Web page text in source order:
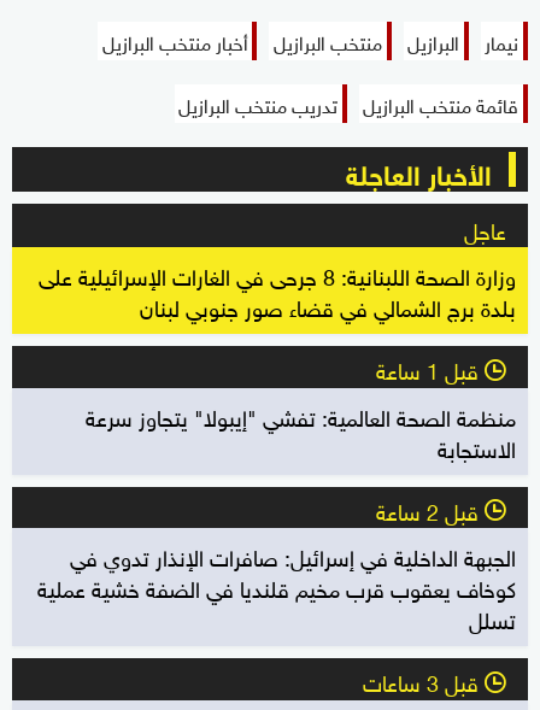
نيمار البرازيل منتخب البرازيل
أخبار منتخب البرازيل
قائمة منتخب البرازيل
تدريب منتخب البرازيل
الأخبار العاجلة
عاجل
وزارة الصحة اللبنانية: 8 جرحى في الغارات الإسرائيلية على
بلدة برج الشمالي في قضاء صور جنوبي لبنان
l قبل 1 ساعة
منظمة الصحة العالمية: تفشي "إيبولا" يتجاوز سرعة
الاستجابة
l قبل 2 ساعة
الجبهة الداخلية في إسرائيل: صافرات الإنذار تدوي في
كوخاف يعقوب قرب مخيم قلنديا في الضفة خشية عملية
تسلل
l قبل 3 ساعات